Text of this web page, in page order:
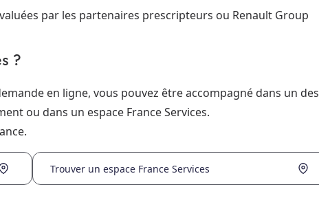
par les partenaires prescripteurs ou Renault Group
?
en ligne, vous pouvez être accompagné dans un des
ou dans un espace France Services.
Trouver un espace France Services